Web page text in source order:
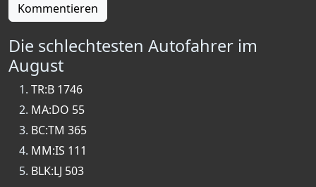
Kommentieren
Die schlechtesten Autofahrer im
August
TR:B 1746
MA:DO 55
BC:TM 365
MM:IS 111
BLK:LJ 503